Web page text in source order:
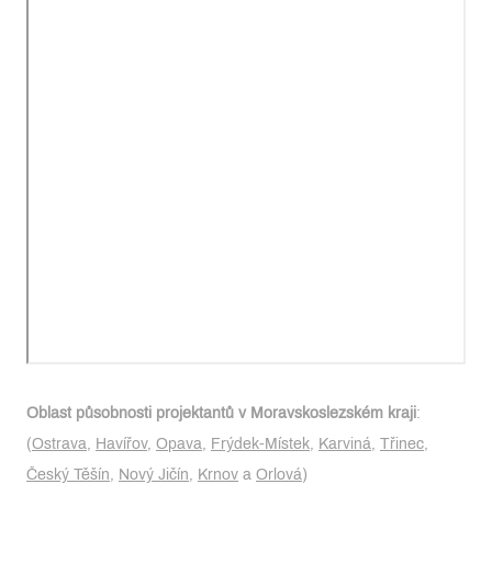
Oblast působnosti projektantů v Moravskoslezském kraji:
(Ostrava, Havířov, Opava, Frýdek-Místek, Karviná, Třinec,
Český Těšín, Nový Jičín, Krnov a Orlová)